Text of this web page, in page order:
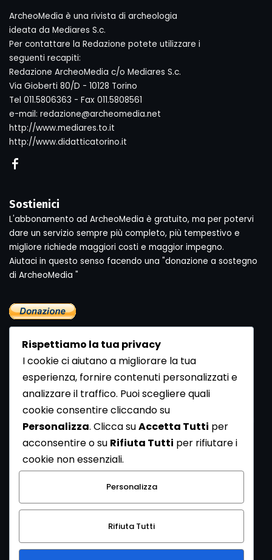
ArcheoMedia è una rivista di archeologia
ideata da Mediares S.c.
Per contattare la Redazione potete utilizzare i
seguenti recapiti:
Redazione ArcheoMedia c/o Mediares S.c.
Via Gioberti 80/D - 10128 Torino
Tel 011.5806363 - Fax 011.5808561
e-mail: redazione@archeomedia.net
http://www.mediares.to.it
http://www.didatticatorino.it
Sostienici
L'abbonamento ad ArcheoMedia è gratuito, ma per potervi
dare un servizio sempre più completo, più tempestivo e
migliore richiede maggiori costi e maggior impegno.
Aiutaci in questo senso facendo una "donazione a sostegno
di ArcheoMedia "
Newsletter
Se vuoi ricevere la Rivista gratuita di archeologia realizzata
dalla Redazione di ArcheoMedia iscriviti alla nostra
Newsletter [Clicca Qui]
Con l'invio del messaggio l'utente dichiara di aver letto
l’informativa sulla privacy e di acconsentire al trattamento
dei propri dati personali.
Rispettiamo la tua privacy
I cookie ci aiutano a migliorare la tua
esperienza, fornire contenuti personalizzati e
analizzare il traffico. Puoi scegliere quali
cookie consentire cliccando su
Personalizza. Clicca suAccetta Tutti per
acconsentire o su Rifiuta Tutti per rifiutare i
cookie non essenziali.
Personalizza
Rifiuta Tutti